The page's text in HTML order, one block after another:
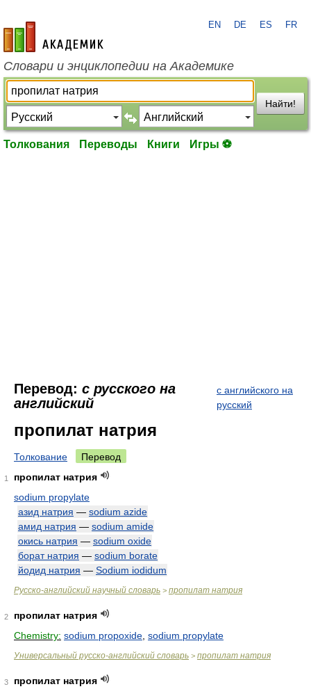
academic.ru
EN DE ES FR
Словари и энциклопедии на Академике
Найти!
Толкования Переводы Книги Игры ⚽
Перевод: с русского на
английский
с английского на
русский
пропилат натрия
Толкование Перевод
1
пропилат натрия
sodium propylate
азид натрия — sodium azide
амид натрия — sodium amide
окись натрия — sodium oxide
борат натрия — sodium borate
йодид натрия — Sodium iodidum
Русско-английский научный словарь > пропилат натрия
2
пропилат натрия
Chemistry: sodium propoxide sodium propylate
Универсальный русско-английский словарь > пропилат натрия
3
пропилат натрия